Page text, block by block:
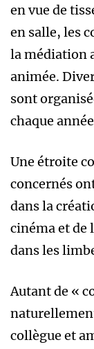
en vue de
en salle, les
la médiation
animée.
sont
chaque
Une étroite
concernés
dans la
cinéma et de
dans les
Autant de «
collègue et